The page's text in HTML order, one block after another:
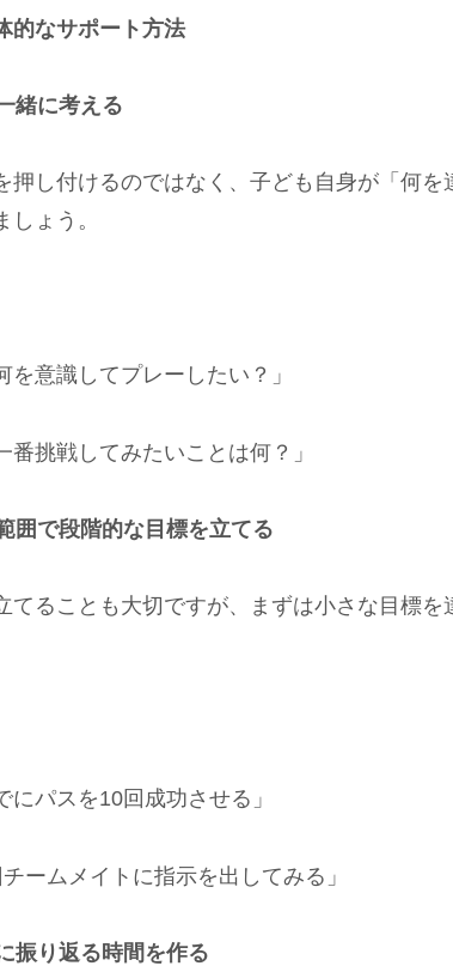
的なサポート方法
緒に考える
押し付けるのではなく、子ども自身が「何を
しょう。
を意識してプレーしたい？」
番挑戦してみたいことは何？」
囲で段階的な目標を立てる
てることも大切ですが、まずは小さな目標を
にパスを10回成功させる」
チームメイトに指示を出してみる」
振り返る時間を作る